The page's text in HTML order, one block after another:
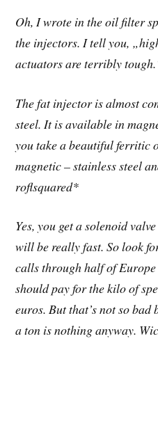
Oh, I wrote in the oil filter
the injectors. I tell you,
actuators are terribly
The fat injector is almost
steel. It is available in
you take a beautiful ferritic
magnetic – stainless steel
roflsquared*
Yes, you get a solenoid
will be really fast. So look
calls through half of
should pay for the kilo of
euros. But that’s not so
a ton is nothing anyway.